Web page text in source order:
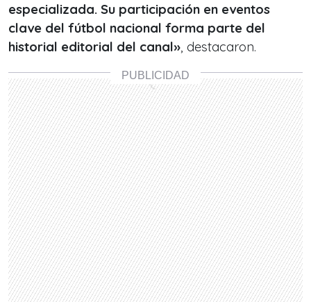
especializada. Su participación en eventos
clave del fútbol nacional forma parte del
historial editorial del canal», destacaron.